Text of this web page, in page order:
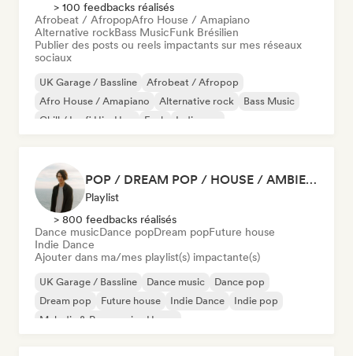
> 100 feedbacks réalisés
Afrobeat / AfropopAfro House / Amapiano
Alternative rockBass MusicFunk Brésilien
Publier des posts ou reels impactants sur mes réseaux
sociaux
UK Garage / Bassline
Afrobeat / Afropop
Afro House / Amapiano
Alternative rock
Bass Music
Chill / Lo-fi Hip-Hop
Funk Indie pop
POP / DREAM POP / HOUSE / AMBIENT
Playlist
> 800 feedbacks réalisés
Dance musicDance popDream popFuture house
Indie Dance
Ajouter dans ma/mes playlist(s) impactante(s)
UK Garage / Bassline Dance music
Dance pop
Dream pop
Future house Indie Dance
Indie pop
Melodic & Progressive House